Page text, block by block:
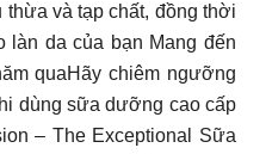
và tạp chất, đồng thời
làn da của bạn Mang đến
quaHãy chiêm ngưỡng
dùng sữa dưỡng cao cấp
– The Exceptional Sữa